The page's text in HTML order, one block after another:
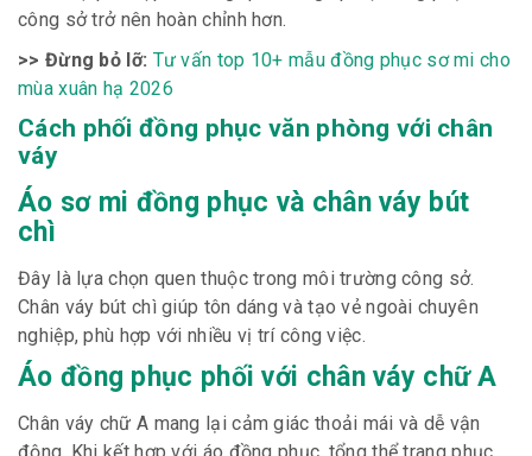
công sở trở nên hoàn chỉnh hơn.
>> Đừng bỏ lỡ: Tư vấn top 10+ mẫu đồng phục sơ mi cho
mùa xuân hạ 2026
Cách phối đồng phục văn phòng với chân
váy
Áo sơ mi đồng phục và chân váy bút
chì
Đây là lựa chọn quen thuộc trong môi trường công sở.
Chân váy bút chì giúp tôn dáng và tạo vẻ ngoài chuyên
nghiệp, phù hợp với nhiều vị trí công việc.
Áo đồng phục phối với chân váy chữ A
Chân váy chữ A mang lại cảm giác thoải mái và dễ vận
động. Khi kết hợp với áo đồng phục, tổng thể trang phục